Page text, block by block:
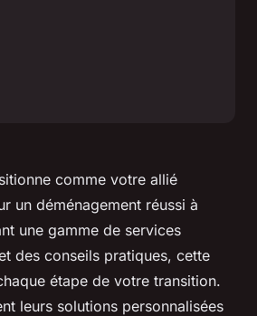
comme votre allié
un déménagement réussi à
une gamme de services
des conseils pratiques, cette
étape de votre transition.
leurs solutions personnalisées